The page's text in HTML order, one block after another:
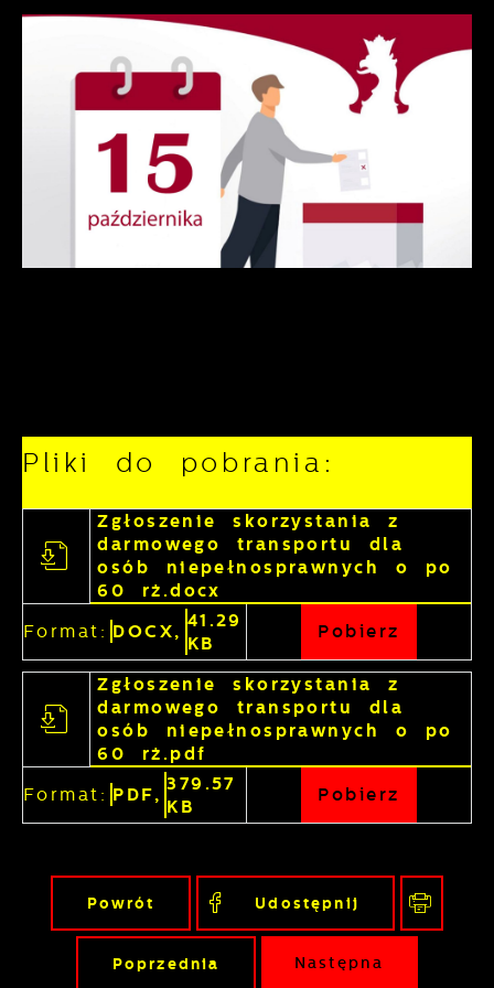
Pliki do pobrania:
Zgłoszenie skorzystania z
darmowego transportu dla
osób niepełnosprawnych o po
60 rż.docx
Format: DOCX,
41.29
KB
Pobierz
Zgłoszenie skorzystania z
darmowego transportu dla
osób niepełnosprawnych o po
60 rż.pdf
Format: PDF,
379.57
KB
Pobierz
Powrót Udostępnij
Poprzednia Następna